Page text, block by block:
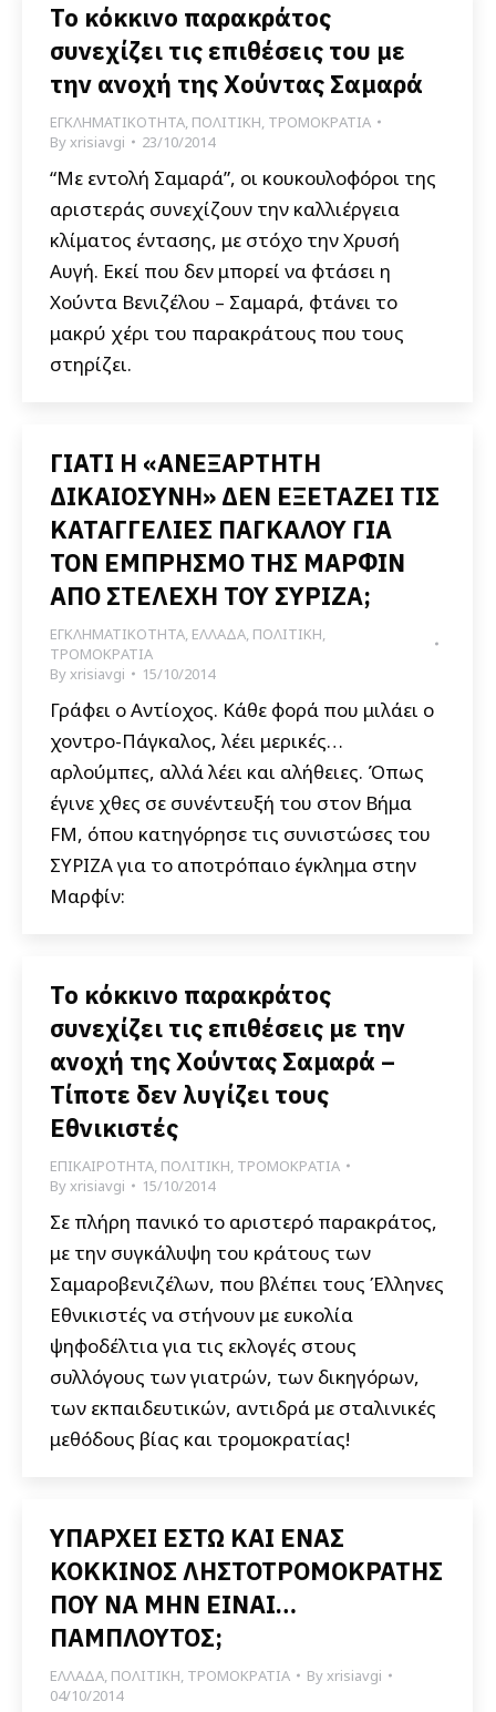
Το κόκκινο παρακράτος
συνεχίζει τις επιθέσεις του με
την ανοχή της Χούντας Σαμαρά
ΕΓΚΛΗΜΑΤΙΚΟΤΗΤΑ, ΠΟΛΙΤΙΚΗ, ΤΡΟΜΟΚΡΑΤΙΑ
Byxrisiavgi 23/10/2014
“Με εντολή Σαμαρά”, οι κουκουλοφόροι της
αριστεράς συνεχίζουν την καλλιέργεια
κλίματος έντασης, με στόχο την Χρυσή
Αυγή. Εκεί που δεν μπορεί να φτάσει η
Χούντα Βενιζέλου – Σαμαρά, φτάνει το
μακρύ χέρι του παρακράτους που τους
στηρίζει.
ΓΙΑΤΙ Η «ΑΝΕΞΑΡΤΗΤΗ
ΔΙΚΑΙΟΣΥΝΗ» ΔΕΝ ΕΞΕΤΑΖΕΙ ΤΙΣ
ΚΑΤΑΓΓΕΛΙΕΣ ΠΑΓΚΑΛΟΥ ΓΙΑ
ΤΟΝ ΕΜΠΡΗΣΜΟ ΤΗΣ ΜΑΡΦΙΝ
ΑΠΟ ΣΤΕΛΕΧΗ ΤΟΥ ΣΥΡΙΖΑ;
ΕΓΚΛΗΜΑΤΙΚΟΤΗΤΑ, ΕΛΛΑΔΑ, ΠΟΛΙΤΙΚΗ,
ΤΡΟΜΟΚΡΑΤΙΑ
Byxrisiavgi 15/10/2014
Γράφει ο Αντίοχος. Κάθε φορά που μιλάει ο
χοντρο-Πάγκαλος, λέει μερικές…
αρλούμπες, αλλά λέει και αλήθειες. Όπως
έγινε χθες σε συνέντευξή του στον Βήμα
FM, όπου κατηγόρησε τις συνιστώσες του
ΣΥΡΙΖΑ για το αποτρόπαιο έγκλημα στην
Μαρφίν:
Το κόκκινο παρακράτος
συνεχίζει τις επιθέσεις με την
ανοχή της Χούντας Σαμαρά –
Τίποτε δεν λυγίζει τους
Εθνικιστές
ΕΠΙΚΑΙΡΟΤΗΤΑ, ΠΟΛΙΤΙΚΗ, ΤΡΟΜΟΚΡΑΤΙΑ
Byxrisiavgi 15/10/2014
Σε πλήρη πανικό το αριστερό παρακράτος,
με την συγκάλυψη του κράτους των
Σαμαροβενιζέλων, που βλέπει τους Έλληνες
Εθνικιστές να στήνουν με ευκολία
ψηφοδέλτια για τις εκλογές στους
συλλόγους των γιατρών, των δικηγόρων,
των εκπαιδευτικών, αντιδρά με σταλινικές
μεθόδους βίας και τρομοκρατίας!
ΥΠΑΡΧΕΙ ΕΣΤΩ ΚΑΙ ΕΝΑΣ
ΚΟΚΚΙΝΟΣ ΛΗΣΤΟΤΡΟΜΟΚΡΑΤΗΣ
ΠΟΥ ΝΑ ΜΗΝ ΕΙΝΑΙ…
ΠΑΜΠΛΟΥΤΟΣ;
ΕΛΛΑΔΑ, ΠΟΛΙΤΙΚΗ, ΤΡΟΜΟΚΡΑΤΙΑ Byxrisiavgi
04/10/2014